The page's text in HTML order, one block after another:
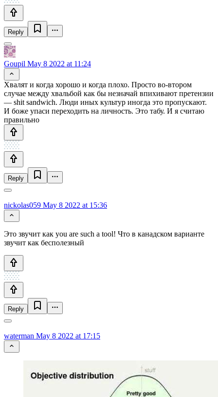
Reply
Goupil May 8 2022 at 11:24
Хвалят и когда хорошо и когда плохо. Просто во-втором
случае между хвальбой как бы незначай впихивают претензии
— shit sandwich. Люди иных культур иногда это пропускают.
И боже упаси переходить на личность. Это табу. И я считаю
правильно
Reply
nickolas059 May 8 2022 at 15:36
Это звучит как you are such a tool! Что в канадском варианте
звучит как бесполезный
Reply
waterman May 8 2022 at 17:15